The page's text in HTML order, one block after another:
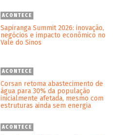
ACONTECE
Sapiranga Summit 2026: inovação,
negócios e impacto econômico no
Vale do Sinos
ACONTECE
Corsan retoma abastecimento de
água para 30% da população
inicialmente afetada, mesmo com
estruturas ainda sem energia
ACONTECE